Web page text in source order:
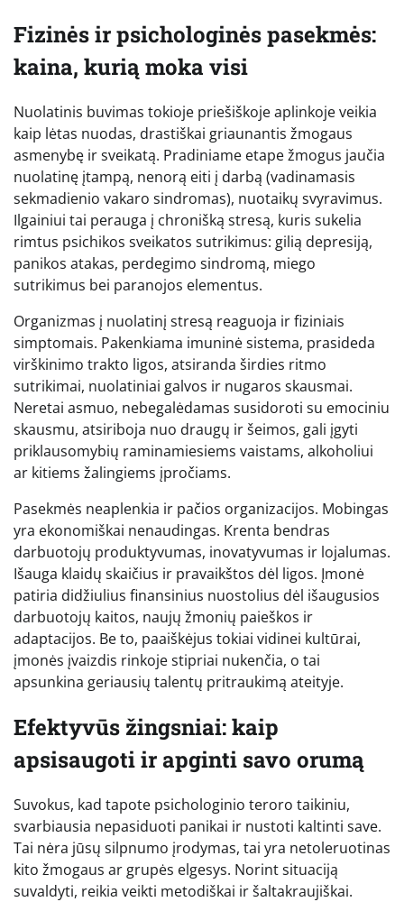
Fizinės ir psichologinės pasekmės:
kaina, kurią moka visi
Nuolatinis buvimas tokioje priešiškoje aplinkoje veikia
kaip lėtas nuodas, drastiškai griaunantis žmogaus
asmenybę ir sveikatą. Pradiniame etape žmogus jaučia
nuolatinę įtampą, nenorą eiti į darbą (vadinamasis
sekmadienio vakaro sindromas), nuotaikų svyravimus.
Ilgainiui tai perauga į chronišką stresą, kuris sukelia
rimtus psichikos sveikatos sutrikimus: gilią depresiją,
panikos atakas, perdegimo sindromą, miego
sutrikimus bei paranojos elementus.
Organizmas į nuolatinį stresą reaguoja ir fiziniais
simptomais. Pakenkiama imuninė sistema, prasideda
virškinimo trakto ligos, atsiranda širdies ritmo
sutrikimai, nuolatiniai galvos ir nugaros skausmai.
Neretai asmuo, nebegalėdamas susidoroti su emociniu
skausmu, atsiriboja nuo draugų ir šeimos, gali įgyti
priklausomybių raminamiesiems vaistams, alkoholiui
ar kitiems žalingiems įpročiams.
Pasekmės neaplenkia ir pačios organizacijos. Mobingas
yra ekonomiškai nenaudingas. Krenta bendras
darbuotojų produktyvumas, inovatyvumas ir lojalumas.
Išauga klaidų skaičius ir pravaikštos dėl ligos. Įmonė
patiria didžiulius finansinius nuostolius dėl išaugusios
darbuotojų kaitos, naujų žmonių paieškos ir
adaptacijos. Be to, paaiškėjus tokiai vidinei kultūrai,
įmonės įvaizdis rinkoje stipriai nukenčia, o tai
apsunkina geriausių talentų pritraukimą ateityje.
Efektyvūs žingsniai: kaip
apsisaugoti ir apginti savo orumą
Suvokus, kad tapote psichologinio teroro taikiniu,
svarbiausia nepasiduoti panikai ir nustoti kaltinti save.
Tai nėra jūsų silpnumo įrodymas, tai yra netoleruotinas
kito žmogaus ar grupės elgesys. Norint situaciją
suvaldyti, reikia veikti metodiškai ir šaltakraujiškai.